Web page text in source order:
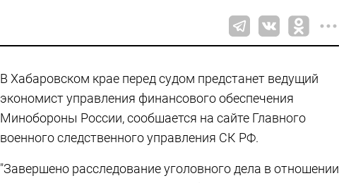
В Хабаровском крае перед судом предстанет ведущий
экономист управления финансового обеспечения
Минобороны России, сообшается на сайте Главного
военного следственного управления СК РФ.
"Завершено расследование уголовного дела в отношении